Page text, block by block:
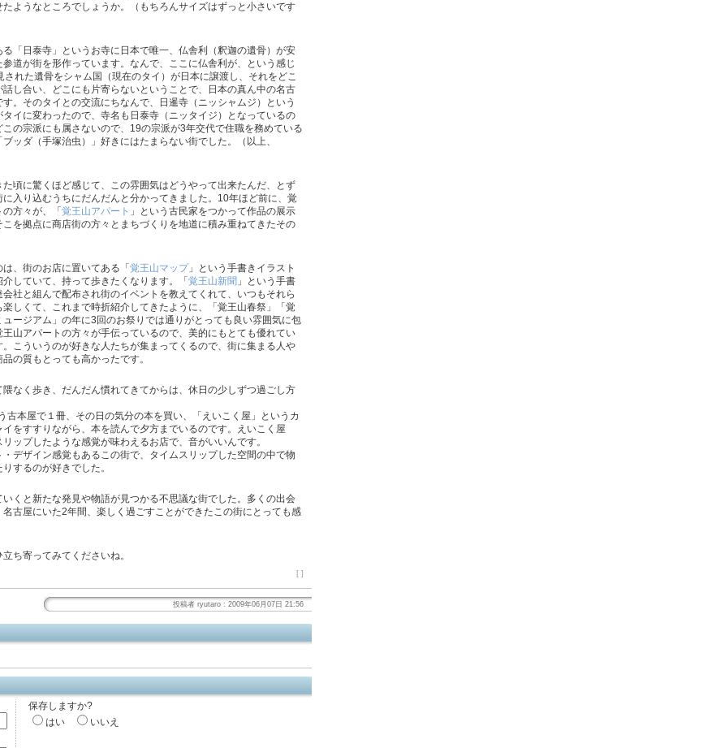
ようなところでしょうか。（もちろんサイズはずっと小さいです
「日泰寺」というお寺に日本で唯一、仏舎利（釈迦の遺骨）が安
道が街を形作っています。なんで、ここに仏舎利が、という感じ
れた遺骨をシャム国（現在のタイ）が日本に譲渡し、それをどこ
し合い、どこにも片寄らないということで、日本の真ん中の名古
。そのタイとの交流にちなんで、日暹寺（ニッシャムジ）という
イに変わったので、寺名も日泰寺（ニッタイジ）となっているの
の宗派にも属さないので、19の宗派が3年交代で住職を務めている
ッダ（手塚治虫）」好きにはたまらない街でした。（以上、
頃に驚くほど感じて、この雰囲気はどうやって出来たんだ、とず
入り込むうちにだんだんと分かってきました。10年ほど前に、覚
方々が、「 覚王山アパート 」という古民家をつかって作品の展示
を拠点に商店街の方々とまちづくりを地道に積み重ねてきたその
、街のお店に置いてある「 覚王山マップ」という手書きイラスト
していて、持って歩きたくなります。「 覚王山新聞 」という手書
社と組んで配布され街のイベントを教えてくれて、いつもそれら
しくて、これまで時折紹介してきたように、「覚王山春祭」「覚
ージアム」の年に3回のお祭りでは通りがとっても良い雰囲気に包
山アパートの方々が手伝っているので、美的にもとても優れてい
こういうのが好きな人たちが集まってくるので、街に集まる人や
の質もとっても高かったです。
なく歩き、だんだん慣れてきてからは、休日の少しずつ過ごし方
古本屋で１冊、その日の気分の本を買い、「えいこく屋」というカ
をすすりながら、本を読んで夕方までいるのです。えいこく屋
ップしたような感覚が味わえるお店で、音がいいんです。
デザイン感覚もあるこの街で、タイムスリップした空間の中で物
するのが好きでした。
くと新たな発見や物語が見つかる不思議な街でした。多くの出会
古屋にいた2年間、楽しく過ごすことができたこの街にとっても感
ち寄ってみてくださいね。
[ ]
投稿者 ryutaro : 2009年06月07日 21:56
保存しますか?
はい
いいえ